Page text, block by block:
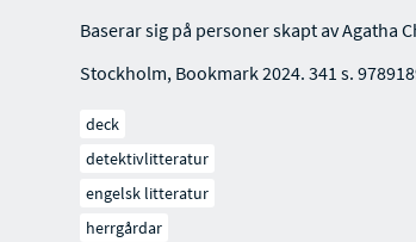
Baserar sig på personer skapt av Agatha
Stockholm, Bookmark 2024. 341 s.
deck
detektivlitteratur
engelsk litteratur
herrgårdar